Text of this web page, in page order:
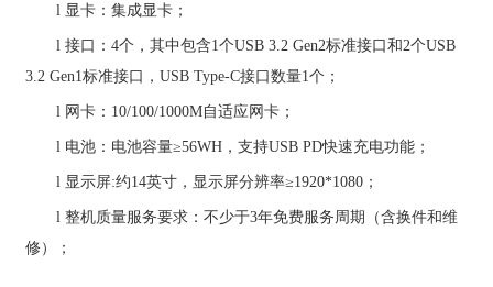
l 显卡：集成显卡；
l接口：4个，其中包含1个USB 3.2 Gen2标准接口和2个USB
3.2 Gen1标准接口，USB Type-C接口数量1个；
l 网卡： 10/100/1000M自适应网卡；
l 电池：电池容量≥56WH ，支持USB PD快速充电功能；
l 显示屏:约14英寸，显示屏分辨率≥1920*1080 ；
l整机质量服务要求：不少于3年免费服务周期（含换件和维
修）；